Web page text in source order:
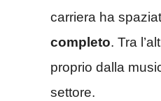
carriera ha
completo. Tra
proprio dalla
settore.